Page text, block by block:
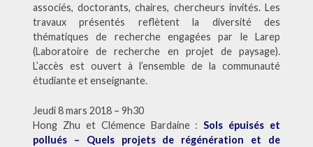
associés, doctorants, chaires, chercheurs invités. Les
travaux présentés reflètent la diversité des
thématiques de recherche engagées par le Larep
(Laboratoire de recherche en projet de paysage).
L’accès est ouvert à l’ensemble de la communauté
étudiante et enseignante.
Jeudi 8 mars 2018 – 9h30
Hong Zhu et Clémence Bardaine :Sols épuisés et
pollués – Quels projets de régénération et de